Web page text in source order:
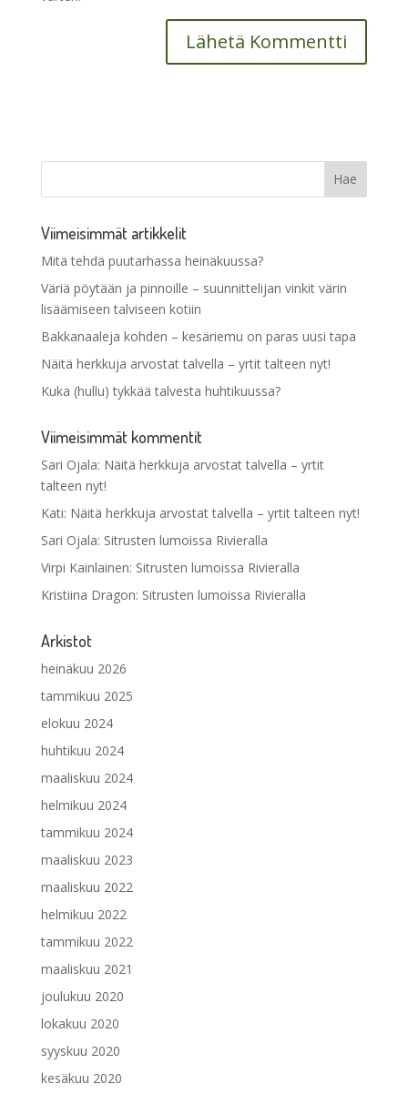
Viimeisimmät artikkelit
Mitä tehdä puutarhassa heinäkuussa?
Väriä pöytään ja pinnoille – suunnittelijan vinkit värin
lisäämiseen talviseen kotiin
Bakkanaaleja kohden – kesäriemu on paras uusi tapa
Näitä herkkuja arvostat talvella – yrtit talteen nyt!
Kuka (hullu) tykkää talvesta huhtikuussa?
Viimeisimmät kommentit
Sari Ojala: Näitä herkkuja arvostat talvella – yrtit
talteen nyt!
Kati: Näitä herkkuja arvostat talvella – yrtit talteen nyt!
Sari Ojala: Sitrusten lumoissa Rivieralla
Virpi Kainlainen: Sitrusten lumoissa Rivieralla
Kristiina Dragon: Sitrusten lumoissa Rivieralla
Arkistot
heinäkuu 2026
tammikuu 2025
elokuu 2024
huhtikuu 2024
maaliskuu 2024
helmikuu 2024
tammikuu 2024
maaliskuu 2023
maaliskuu 2022
helmikuu 2022
tammikuu 2022
maaliskuu 2021
joulukuu 2020
lokakuu 2020
syyskuu 2020
kesäkuu 2020